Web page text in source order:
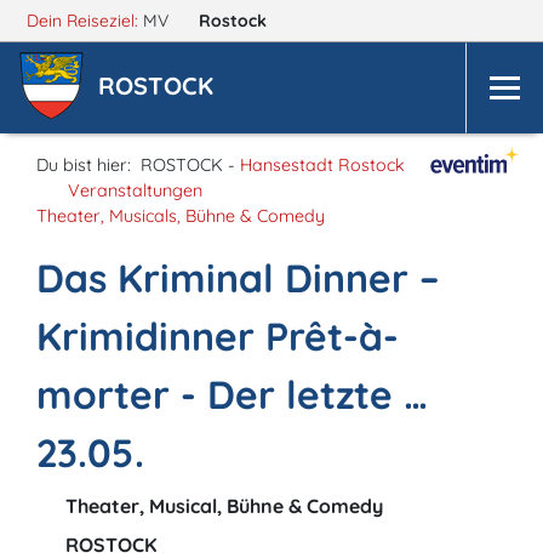
Dein Reiseziel: MV Rostock
ROSTOCK
Du bist hier: ROSTOCK - Hansestadt Rostock
Veranstaltungen
Theater, Musicals, Bühne & Comedy
Das Kriminal Dinner –
Krimidinner Prêt-à-
morter - Der letzte …
23.05.
Theater, Musical, Bühne & Comedy
ROSTOCK